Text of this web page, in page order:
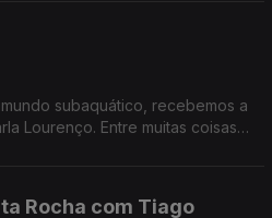
subaquático, recebemos a
Lourenço. Entre muitas coisas
Rocha com Tiago